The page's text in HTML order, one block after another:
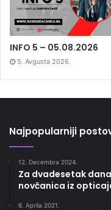
INFO 5 – 05.08.2026
5. Avgusta 2026.
Najpopularniji
12. Decembra 2024.
Za dvadesetak
novčanica iz
6. Aprila 2021.